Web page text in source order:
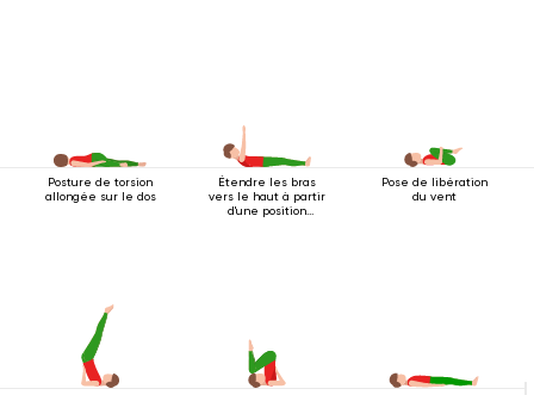
Posture de torsion
allongée sur le dos
Étendre les bras
vers le haut à partir
d'une position
Pose de libération
du vent